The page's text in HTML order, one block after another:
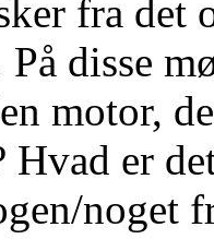
fra det
disse
motor,
Hvad er
noget